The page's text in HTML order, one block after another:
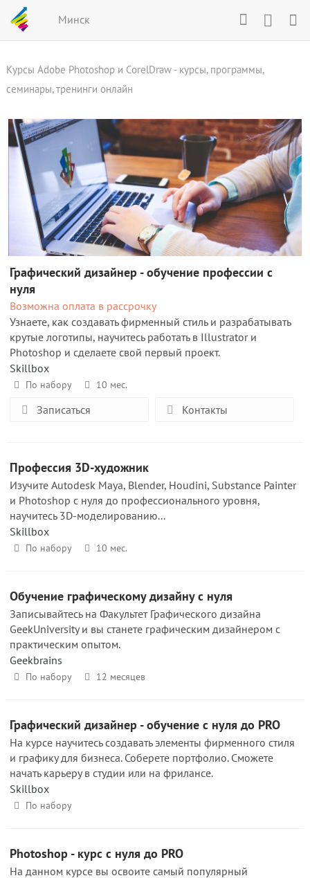
Минск
Курсы Adobe Photoshop и CorelDraw - курсы, программы,
семинары, тренинги онлайн
Графический дизайнер - обучение профессии с
нуля
Возможна оплата в рассрочку
Узнаете, как создавать фирменный стиль и разрабатывать
крутые логотипы, научитесь работать в Illustrator и
Photoshop и сделаете свой первый проект.
Skillbox
По набору 10 мес.
Записаться Контакты
Профессия 3D-художник
Изучите Autodesk Maya, Blender, Houdini, Substance Painter
и Photoshop с нуля до профессионального уровня,
научитесь 3D-моделированию...
Skillbox
По набору 10 мес.
Обучение графическому дизайну с нуля
Записывайтесь на Факультет Графического дизайна
GeekUniversity и вы станете графическим дизайнером с
практическим опытом.
Geekbrains
По набору 12 месяцев
Графический дизайнер - обучение с нуля до PRO
На курсе научитесь создавать элементы фирменного стиля
и графику для бизнеса. Соберете портфолио. Сможете
начать карьеру в студии или на фрилансе.
Skillbox
По набору
Photoshop - курс с нуля до PRO
На данном курсе вы освоите самый популярный